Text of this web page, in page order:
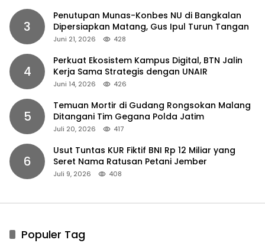
3
Penutupan Munas-Konbes NU di Bangkalan
Dipersiapkan Matang, Gus Ipul Turun Tangan
Juni 21, 2026 428
4
Perkuat Ekosistem Kampus Digital, BTN Jalin
Kerja Sama Strategis dengan UNAIR
Juni 14, 2026 426
5
Temuan Mortir di Gudang Rongsokan Malang
Ditangani Tim Gegana Polda Jatim
Juli 20, 2026 417
6
Usut Tuntas KUR Fiktif BNI Rp 12 Miliar yang
Seret Nama Ratusan Petani Jember
Juli 9, 2026 408
Populer Tag